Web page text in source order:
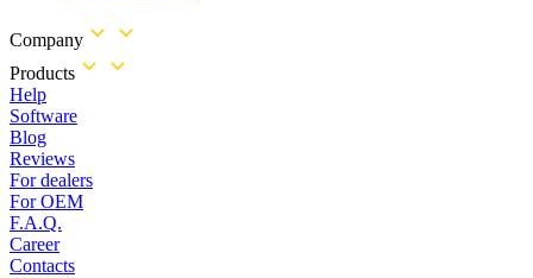
Company
Products
Help
Software
Blog
Reviews
For dealers
For OEM
F.A.Q.
Career
Contacts